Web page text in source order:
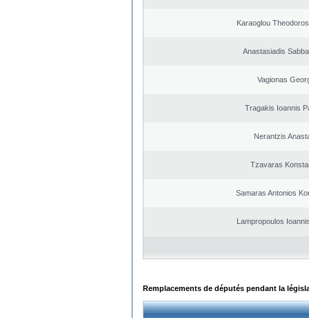
Karaoglou
Anastasiadis
Vagionas
Tragakis Ioannis
Nerantzis
Tzavaras
Samaras Antonios
Lampropoulos
Remplacements de députés pendant la